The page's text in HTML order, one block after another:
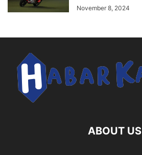
November 8, 2024
ABOUT US